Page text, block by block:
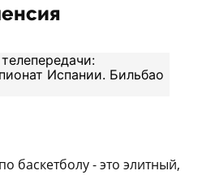
баскетболу - это элитный,